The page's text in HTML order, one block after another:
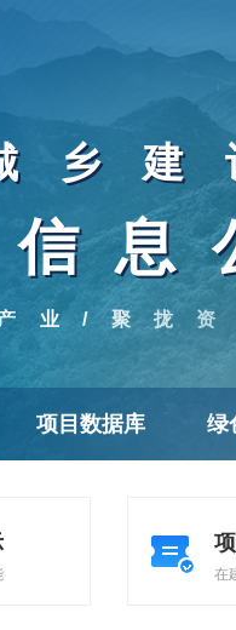
乡建
信息
业/聚拢
项目数据库 绿
在